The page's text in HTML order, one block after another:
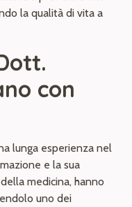
la qualità di vita a
con
lunga esperienza nel
e la sua
medicina, hanno
uno dei